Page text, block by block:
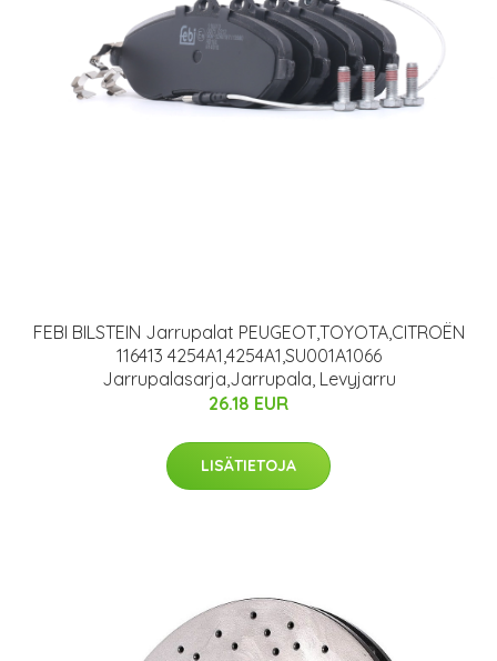
FEBI BILSTEIN Jarrupalat PEUGEOT,TOYOTA,CITROËN
116413 4254A1,4254A1,SU001A1066
Jarrupalasarja,Jarrupala, Levyjarru
26.18 EUR
LISÄTIETOJA